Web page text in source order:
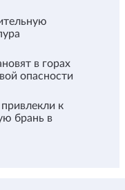
в горах
опасности
к
брань в